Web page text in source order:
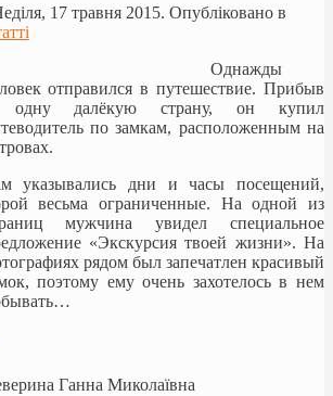
17 травня 2015. Опубліковано в
Однажды
отправился в путешествие. Прибыв
далёкую страну, он купил
по замкам, расположенным на
указывались дни и часы посещений,
весьма ограниченные. На одной из
мужчина увидел специальное
«Экскурсия твоей жизни». На
рядом был запечатлен красивый
поэтому ему очень захотелось в нем
Ганна Миколаївна